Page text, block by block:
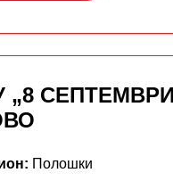
„8
Полошки